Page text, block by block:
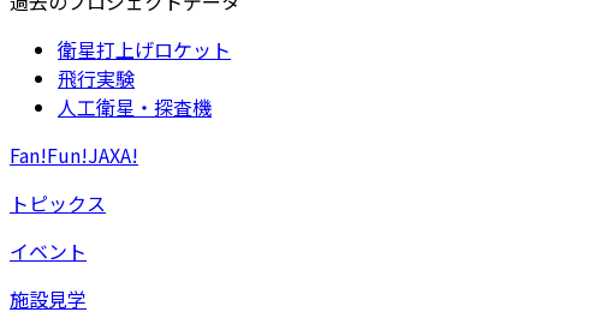
衛星打上げロケット
飛行実験
人工衛星・探査機
Fan!Fun!JAXA!
トピックス
イベント
施設見学